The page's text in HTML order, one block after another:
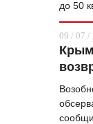
до 50
09 / 07 /
Крым